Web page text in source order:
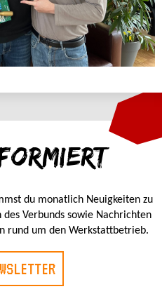
du monatlich Neuigkeiten zu
Verbunds sowie Nachrichten
rund um den Werkstattbetrieb.